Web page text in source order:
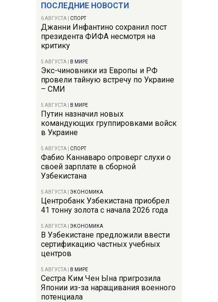
ПОСЛЕДНИЕ НОВОСТИ
6 АВГУСТА СПОРТ
Джанни Инфантино сохранил пост
президента ФИФА несмотря на
критику
5 АВГУСТА В МИРЕ
Экс-чиновники из Европы и РФ
провели тайную встречу по Украине
– СМИ
5 АВГУСТА В МИРЕ
Путин назначил новых
командующих группировками войск
в Украине
5 АВГУСТА СПОРТ
Фабио Каннаваро опроверг слухи о
своей зарплате в сборной
Узбекистана
5 АВГУСТА ЭКОНОМИКА
Центробанк Узбекистана приобрел
41 тонну золота с начала 2026 года
5 АВГУСТА ЭКОНОМИКА
В Узбекистане предложили ввести
сертификацию частных учебных
центров
5 АВГУСТА В МИРЕ
Сестра Ким Чен Ына пригрозила
Японии из-за наращивания военного
потенциала